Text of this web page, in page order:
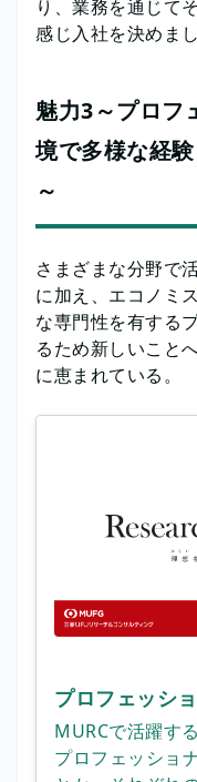
り、業務を通じて
感じ入社を決めま
魅力3～プロフ
境で多様な経
～
さまざまな分野で
に加え、エコノミ
な専門性を有する
るため新しいこと
に恵まれている。
プロフェッシ
MURCで活躍す
プロフェッショ